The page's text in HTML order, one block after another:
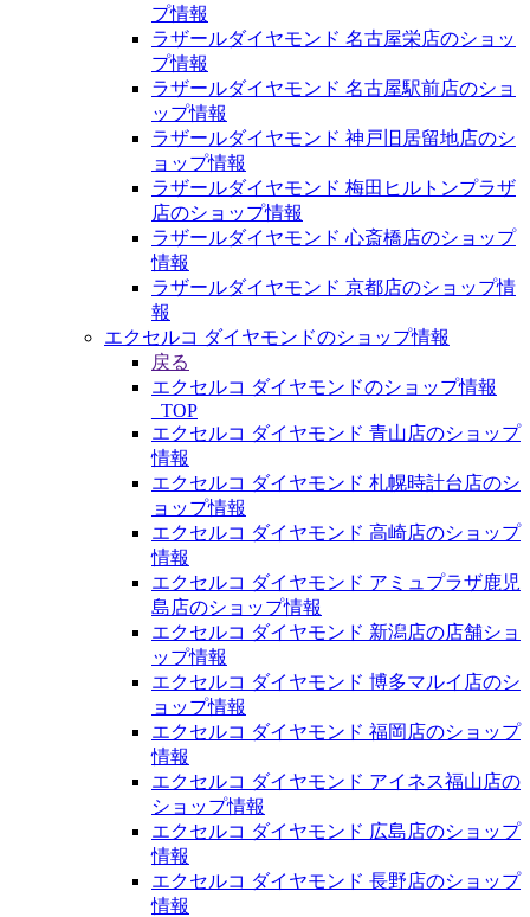
プ情報
ラザールダイヤモンド 名古屋栄店のショッ
プ情報
ラザールダイヤモンド 名古屋駅前店のショ
ップ情報
ラザールダイヤモンド 神戸旧居留地店のシ
ョップ情報
ラザールダイヤモンド 梅田ヒルトンプラザ
店のショップ情報
ラザールダイヤモンド 心斎橋店のショップ
情報
ラザールダイヤモンド 京都店のショップ情
報
エクセルコ ダイヤモンドのショップ情報
戻る
エクセルコ ダイヤモンドのショップ情報
_TOP
エクセルコ ダイヤモンド 青山店のショップ
情報
エクセルコ ダイヤモンド 札幌時計台店のシ
ョップ情報
エクセルコ ダイヤモンド 高崎店のショップ
情報
エクセルコ ダイヤモンド アミュプラザ鹿児
島店のショップ情報
エクセルコ ダイヤモンド 新潟店の店舗ショ
ップ情報
エクセルコ ダイヤモンド 博多マルイ店のシ
ョップ情報
エクセルコ ダイヤモンド 福岡店のショップ
情報
エクセルコ ダイヤモンド アイネス福山店の
ショップ情報
エクセルコ ダイヤモンド 広島店のショップ
情報
エクセルコ ダイヤモンド 長野店のショップ
情報